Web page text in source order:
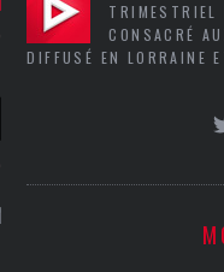
CRITIQUES
CONSACRÉ
DIFFUSÉ EN LORRAINE